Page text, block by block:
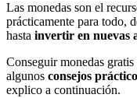
Las monedas son el
prácticamente para todo,
hasta invertir en nuevas
Conseguir monedas
algunos consejos
explico a continuación.